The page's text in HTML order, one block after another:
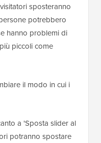
sposteranno
potrebbero
hanno problemi di
piccoli come
il modo in cui i
a 'Sposta slider al
potranno spostare